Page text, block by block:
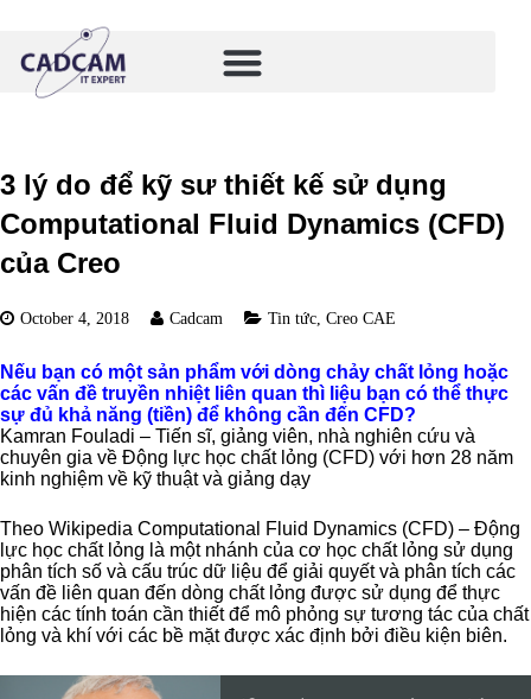
3 lý do để kỹ sư thiết kế sử dụng
Computational Fluid Dynamics (CFD)
của Creo
October 4, 2018 Cadcam Tin tức, Creo CAE
Nếu bạn có một sản phẩm với dòng chảy chất lỏng hoặc
các vấn đề truyền nhiệt liên quan thì liệu bạn có thể thực
sự đủ khả năng (tiền) để không cần đến CFD?
Kamran Fouladi – Tiến sĩ, giảng viên, nhà nghiên cứu và
chuyên gia về Động lực học chất lỏng (CFD) với hơn 28 năm
kinh nghiệm về kỹ thuật và giảng dạy
Theo Wikipedia Computational Fluid Dynamics (CFD) – Động
lực học chất lỏng là một nhánh của cơ học chất lỏng sử dụng
phân tích số và cấu trúc dữ liệu để giải quyết và phân tích các
vấn đề liên quan đến dòng chất lỏng được sử dụng để thực
hiện các tính toán cần thiết để mô phỏng sự tương tác của chất
lỏng và khí với các bề mặt được xác định bởi điều kiện biên.